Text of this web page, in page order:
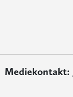
Mediekontakt: